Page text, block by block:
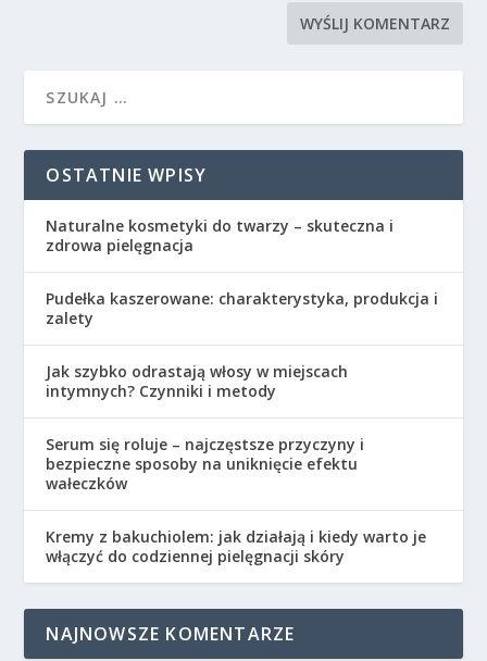
OSTATNIE WPISY
Naturalne kosmetyki do twarzy – skuteczna i
zdrowa pielęgnacja
Pudełka kaszerowane: charakterystyka, produkcja i
zalety
Jak szybko odrastają włosy w miejscach
intymnych? Czynniki i metody
Serum się roluje – najczęstsze przyczyny i
bezpieczne sposoby na uniknięcie efektu
wałeczków
Kremy z bakuchiolem: jak działają i kiedy warto je
włączyć do codziennej pielęgnacji skóry
NAJNOWSZE KOMENTARZE